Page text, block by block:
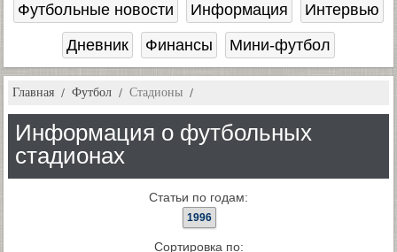
Футбольные новости
Информация
Интервью
Дневник
Финансы Мини-футбол
Главная Футбол Стадионы
Информация о футбольных
стадионах
Статьи по годам:
1996
Сортировка по: